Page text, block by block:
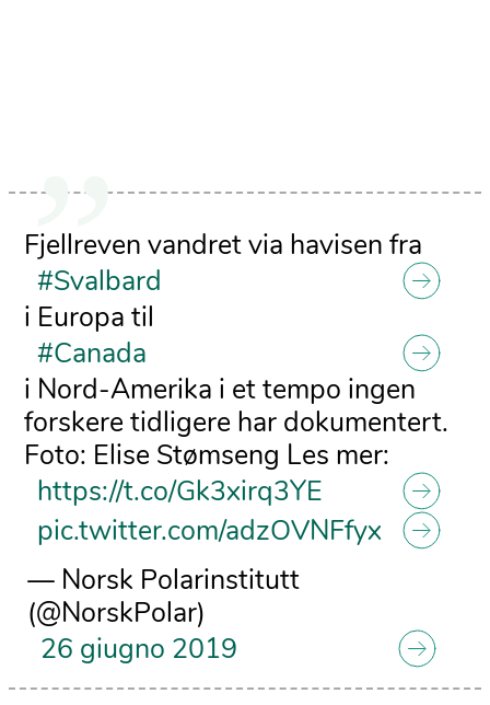
Fjellreven vandret via havisen fra
#Svalbard
i Europa til
#Canada
i Nord-Amerika i et tempo ingen
forskere tidligere har dokumentert.
Foto: Elise Stømseng Les mer:
https://t.co/Gk3xirq3YE
pic.twitter.com/adzOVNFfyx
— Norsk Polarinstitutt
(@NorskPolar)
26 giugno 2019